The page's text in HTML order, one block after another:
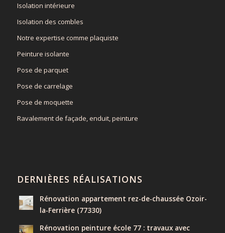
Isolation intérieure
Isolation des combles
Notre expertise comme plaquiste
Peinture isolante
Pose de parquet
Pose de carrelage
Pose de moquette
Ravalement de façade, enduit, peinture
DERNIÈRES RÉALISATIONS
Rénovation appartement rez-de-chaussée Ozoir-
la-Ferrière (77330)
Rénovation peinture école 77 : travaux avec